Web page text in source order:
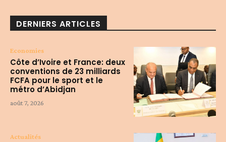
DERNIERS ARTICLES
Economies
Côte d’Ivoire et France: deux
conventions de 23 milliards
FCFA pour le sport et le
métro d’Abidjan
août 7, 2026
Actualités